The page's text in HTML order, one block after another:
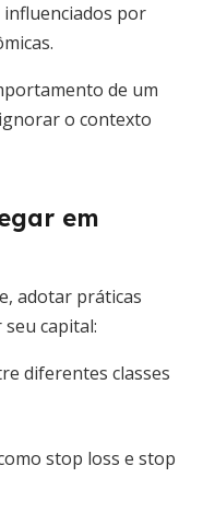
por
de um
o contexto
em
adotar práticas
capital:
diferentes classes
stop loss e stop